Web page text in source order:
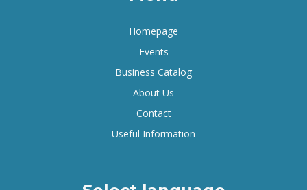
Homepage
Events
Business Catalog
About Us
Contact
Useful Information